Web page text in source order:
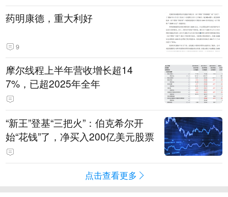
药明康德，重大利好
9
摩尔线程上半年营收增长超14
7%，已超2025年全年
“新王”登基“三把火”：伯克希尔开
始“花钱”了，净买入200亿美元股票
点击查看更多